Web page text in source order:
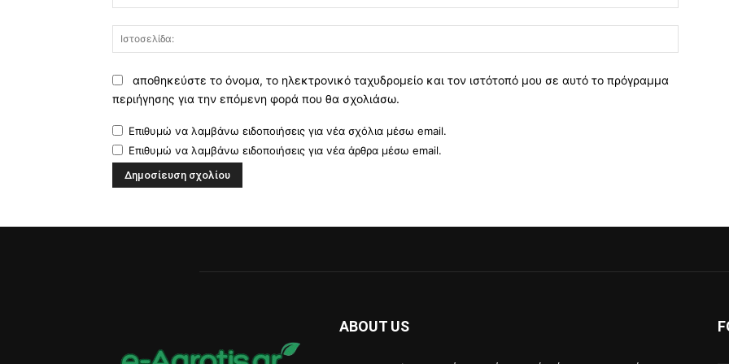
αποθηκεύστε το όνομα, το ηλεκτρονικό ταχυδρομείο και τον ιστότοπό μου σε αυτό το πρόγραμμα
περιήγησης για την επόμενη φορά που θα σχολιάσω.
Επιθυμώ να λαμβάνω ειδοποιήσεις για νέα σχόλια μέσω email.
Επιθυμώ να λαμβάνω ειδοποιήσεις για νέα άρθρα μέσω email.
ABOUT US